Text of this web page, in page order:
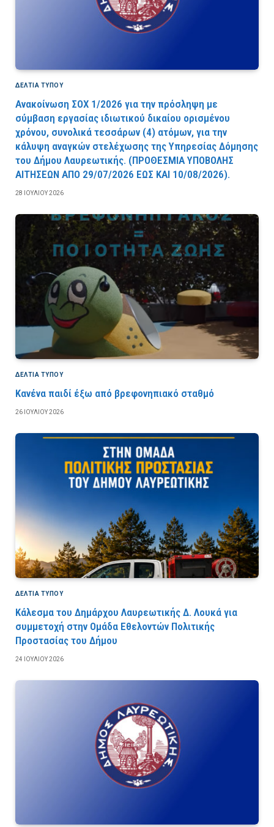
ΔΕΛΤΙΑ ΤΥΠΟΥ
Ανακοίνωση ΣΟΧ 1/2026 για την πρόσληψη με
σύμβαση εργασίας ιδιωτικού δικαίου ορισμένου
χρόνου, συνολικά τεσσάρων (4) ατόμων, για την
κάλυψη αναγκών στελέχωσης της Υπηρεσίας Δόμησης
του Δήμου Λαυρεωτικής. (ΠPOΘEΣMIA YΠOBOΛHΣ
AITHΣEΩN AΠO 29/07/2026 EΩΣ KAI 10/08/2026).
28 ΙΟΥΛΊΟΥ 2026
ΔΕΛΤΙΑ ΤΥΠΟΥ
Κανένα παιδί έξω από βρεφονηπιακό σταθμό
26 ΙΟΥΛΊΟΥ 2026
ΔΕΛΤΙΑ ΤΥΠΟΥ
Κάλεσμα του Δημάρχου Λαυρεωτικής Δ. Λουκά για
συμμετοχή στην Ομάδα Εθελοντών Πολιτικής
Προστασίας του Δήμου
24 ΙΟΥΛΊΟΥ 2026